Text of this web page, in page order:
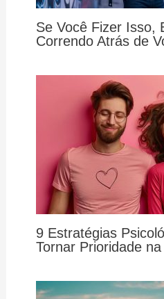
Se Você Fizer Isso,
Correndo Atrás de
9 Estratégias
Tornar Prioridade